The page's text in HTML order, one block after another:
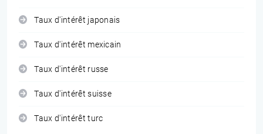
Taux d'intérêt japonais
Taux d'intérêt mexicain
Taux d'intérêt russe
Taux d'intérêt suisse
Taux d'intérêt turc